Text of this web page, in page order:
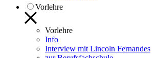
Vorlehre
Vorlehre
Info
Interview mit Lincoln Fernandes